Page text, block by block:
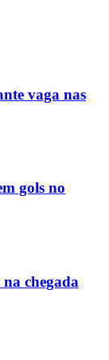
vaga nas
gols no
chegada